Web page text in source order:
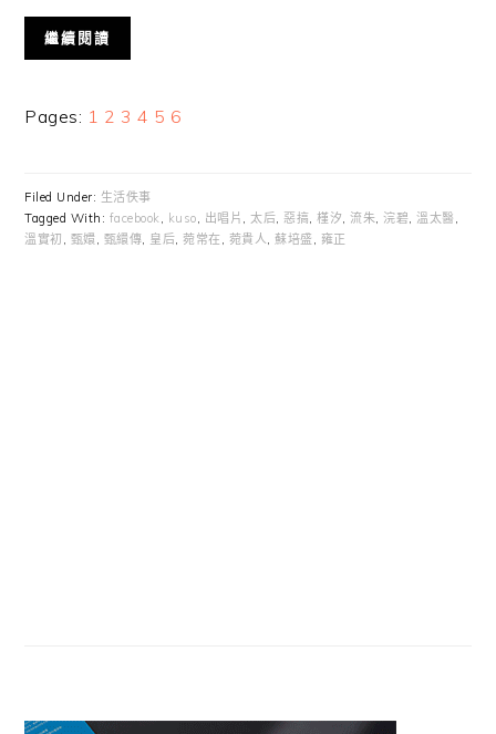
繼續閱讀
Pages: Page
1 Page
2 Page
3 Page
4 Page
5 Page
6
Filed Under: 生活佚事
Tagged With: facebook, kuso, 出唱片 ,太后,惡搞,槿汐,流朱,浣碧,溫太醫 ,
溫實初 , 甄嬛, 甄繯傳, 皇后,菀常在 , 菀貴人,蘇培盛 , 雍正